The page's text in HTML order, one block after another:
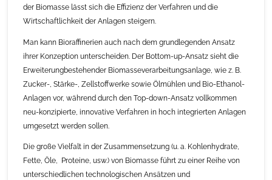
der Biomasse lässt sich die Effizienz der Verfahren und die
Wirtschaftlichkeit der Anlagen steigern.
Man kann Bioraffinerien auch nach dem grundlegenden Ansatz
ihrer Konzeption unterscheiden. Der Bottom-up-Ansatz sieht die
Erweiterungbestehender Biomasseverarbeitungsanlage, wie z. B.
Zucker-, Stärke-, Zellstoffwerke sowie Ölmühlen und Bio-Ethanol-
Anlagen vor, während durch den Top-down-Ansatz vollkommen
neu-konzipierte, innovative Verfahren in hoch integrierten Anlagen
umgesetzt werden sollen.
Die große Vielfalt in der Zusammensetzung (u. a. Kohlenhydrate,
Fette, Öle, Proteine, usw.) von Biomasse führt zu einer Reihe von
unterschiedlichen technologischen Ansätzen und